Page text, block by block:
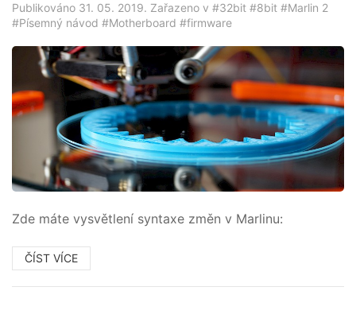
Publikováno 31. 05. 2019. Zařazeno v #32bit #8bit #Marlin 2
#Písemný návod #Motherboard #firmware
Zde máte vysvětlení syntaxe změn v Marlinu:
ČÍST VÍCE